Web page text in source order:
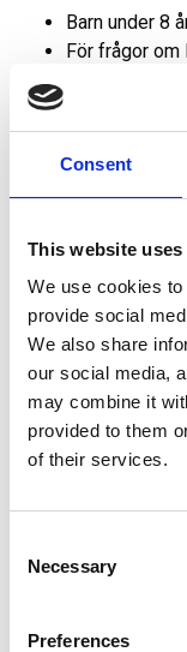
Consent
This website
We use cookies
provide social
We also share
our social media,
may combine it
provided to them
of their services.
Selection
Necessary
Preferences
Barn under 8
För frågor
Om du
aktiverar du
Keycard 60